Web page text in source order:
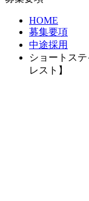
HOME
募集要項
中途採用
ショートス
レスト】